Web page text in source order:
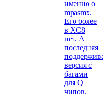
именно о
mpasmx.
Его более
в XC8
нет. А
последняя
версия с
багами
для Q
чипов.